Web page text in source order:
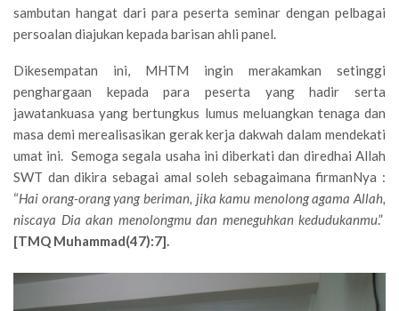
sambutan hangat dari para peserta seminar dengan pelbagai
persoalan diajukan kepada barisan ahli panel.
Dikesempatan ini, MHTM ingin merakamkan setinggi
penghargaan kepada para peserta yang hadir serta
jawatankuasa yang bertungkus lumus meluangkan tenaga dan
masa demi merealisasikan gerak kerja dakwah dalam mendekati
umat ini. Semoga segala usaha ini diberkati dan diredhai Allah
SWT dan dikira sebagai amal soleh sebagaimana firmanNya :
“Hai orang-orang yang beriman, jika kamu menolong agama Allah,
niscaya Dia akan menolongmu dan meneguhkan kedudukanmu.”
[TMQ Muhammad(47):7].